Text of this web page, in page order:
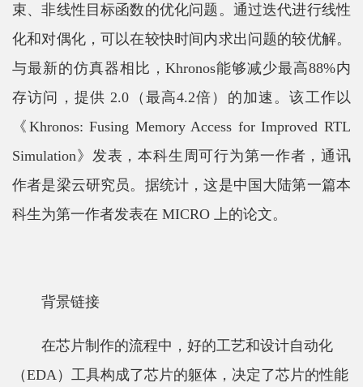
束、非线性目标函数的优化问题。通过迭代进行线性
化和对偶化，可以在较快时间内求出问题的较优解。
与最新的仿真器相比，Khronos能够减少最高88%内
存访问，提供 2.0（最高4.2倍）的加速。该工作以
《Khronos: Fusing Memory Access for Improved RTL
Simulation》发表，本科生周可行为第一作者，通讯
作者是梁云研究员。据统计，这是中国大陆第一篇本
科生为第一作者发表在 MICRO 上的论文。
背景链接
在芯片制作的流程中，好的工艺和设计自动化
（EDA）工具构成了芯片的躯体，决定了芯片的性能